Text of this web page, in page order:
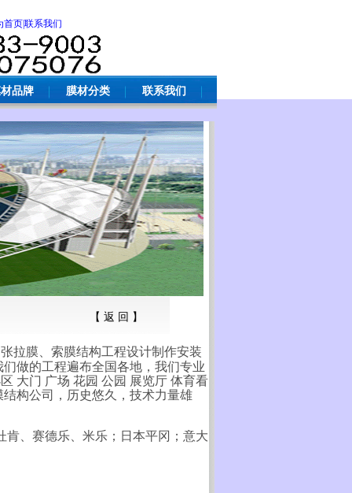
首页|联系我们
品牌 膜材分类 联系我们
【 返 回 】
拉膜、索膜结构工程设计制作安装
做的工程遍布全国各地，我们专业
大门 广场 花园 公园 展览厅 体育看
构公司，历史悠久，技术力量雄
、赛德乐、米乐；日本平冈；意大